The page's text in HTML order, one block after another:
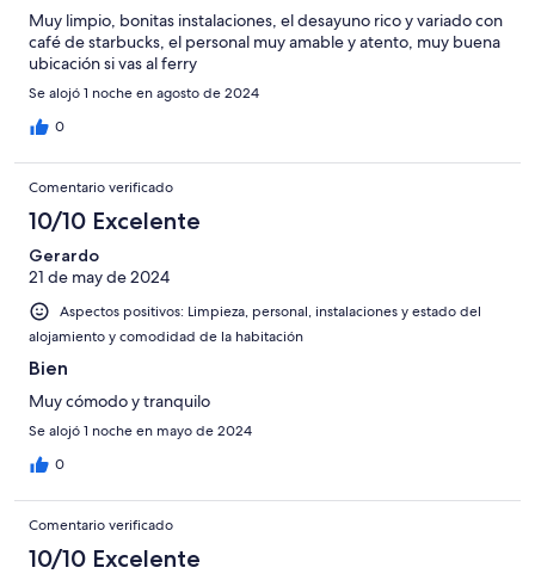
Muy limpio, bonitas instalaciones, el desayuno rico y variado con
café de starbucks, el personal muy amable y atento, muy buena
ubicación si vas al ferry
Se alojó 1 noche en agosto de 2024
0
Comentario verificado
10/10 Excelente
Gerardo
21 de may de 2024
Aspectos positivos: Limpieza, personal, instalaciones y estado del
alojamiento y comodidad de la habitación
Bien
Muy cómodo y tranquilo
Se alojó 1 noche en mayo de 2024
0
Comentario verificado
10/10 Excelente